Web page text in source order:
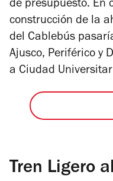
de presupuesto. En
construcción de la
del Cablebús
Ajusco, Periférico y
a Ciudad
Tren Ligero